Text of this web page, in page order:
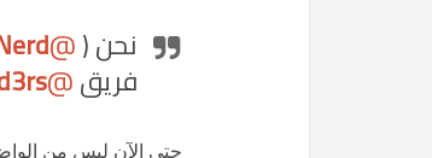
نحن (@
فريق@
حتى الآن ليس من